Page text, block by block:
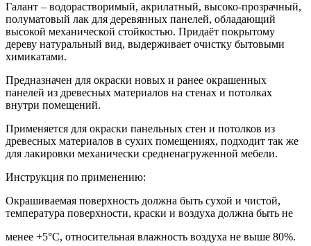
Галант – водорастворимый, акрилатный, высоко-прозрачный,
полуматовый лак для деревянных панелей, обладающий
высокой механической стойкостью. Придаёт покрытому
дереву натуральный вид, выдерживает очистку бытовыми
химикатами.
Предназначен для окраски новых и ранее окрашенных
панелей из древесных материалов на стенах и потолках
внутри помещений.
Применяется для окраски панельных стен и потолков из
древесных материалов в сухих помещениях, подходит так же
для лакировки механически средненагруженной мебели.
Инструкция по применению:
Окрашиваемая поверхность должна быть сухой и чистой,
температура поверхности, краски и воздуха должна быть не
менее +5°С, относительная влажность воздуха не выше 80%.